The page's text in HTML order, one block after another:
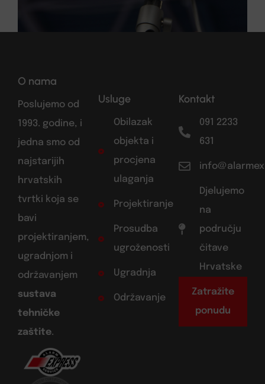
O nama
Poslujemo od
1993. godine, i
jedna smo od
najstarijih
hrvatskih
tvrtki koja se
bavi
projektiranjem,
ugradnjom i
održavanjem
sustava
tehničke
zaštite.
Usluge
Obilazak
objekta i
procjena
ulaganja
Projektiranje
Prosudba
ugroženosti
Ugradnja
Održavanje
Kontakt
091 2233
631
Djelujemo
na
području
čitave
Hrvatske
Zatražite
ponudu